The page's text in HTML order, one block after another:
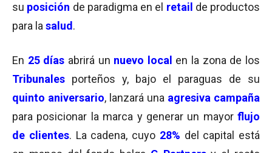
su posición de paradigma en el retail de productos
para la salud .
En 25 días abrirá un nuevo local en la zona de los
Tribunales porteños y, bajo el paraguas de su
quinto aniversario, lanzará una agresiva campaña
para posicionar la marca y generar un mayor flujo
de clientes. La cadena, cuyo 28% del capital está